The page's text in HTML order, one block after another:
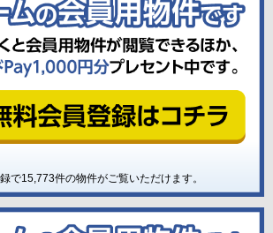
で15,773件の物件がご覧いただけます。